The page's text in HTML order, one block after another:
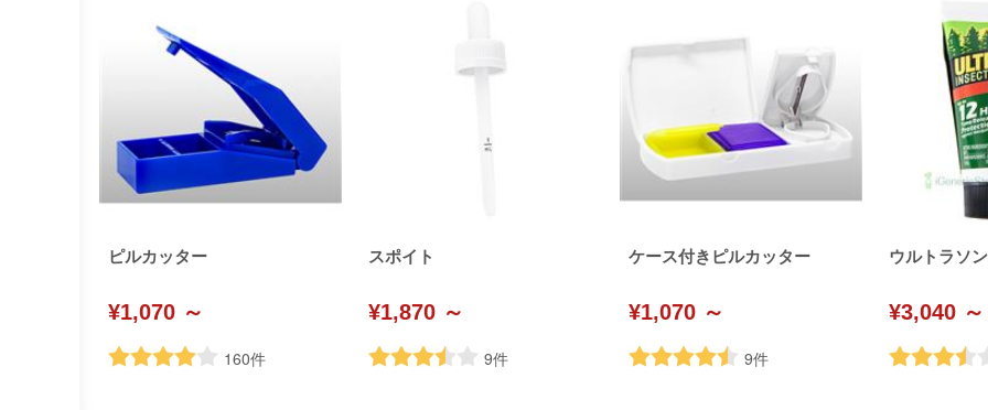
ピルカッター
¥1,070 ～
160件
スポイト
¥1,870 ～
9件
ケース付きピルカッター
¥1,070 ～
9件
ウルトラソ
¥3,040 ～